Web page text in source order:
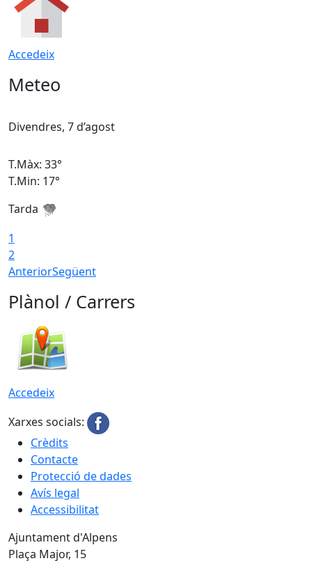
Accedeix
Meteo
Divendres, 7 d’agost
T.Màx: 33°
T.Min: 17°
Tarda
1
2
AnteriorSegüent
Plànol / Carrers
Accedeix
Xarxes socials:
Crèdits
Contacte
Protecció de dades
Avís legal
Accessibilitat
Ajuntament d'Alpens
Plaça Major, 15